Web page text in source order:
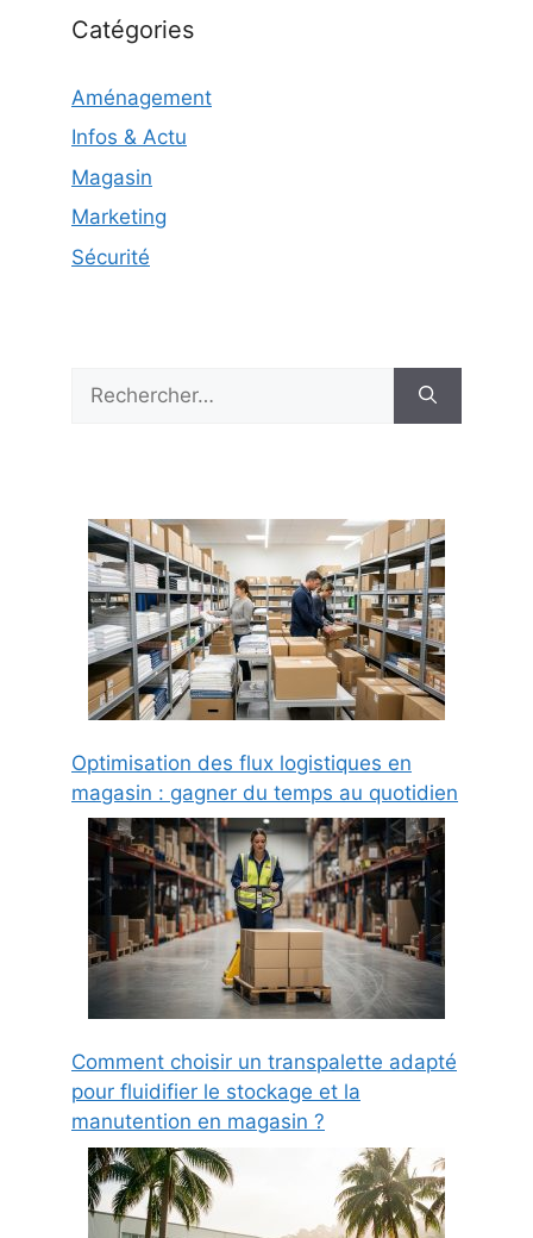
Catégories
Aménagement
Infos & Actu
Magasin
Marketing
Sécurité
Optimisation des flux logistiques en
magasin : gagner du temps au quotidien
Comment choisir un transpalette adapté
pour fluidifier le stockage et la
manutention en magasin ?